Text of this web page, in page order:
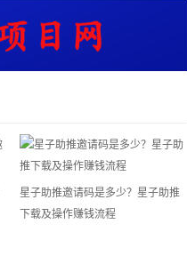
星子助推邀请码是多少？星子助推
下载及操作赚钱流程